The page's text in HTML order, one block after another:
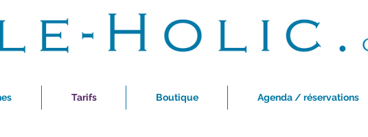
Tarifs Boutique Agenda / réservations